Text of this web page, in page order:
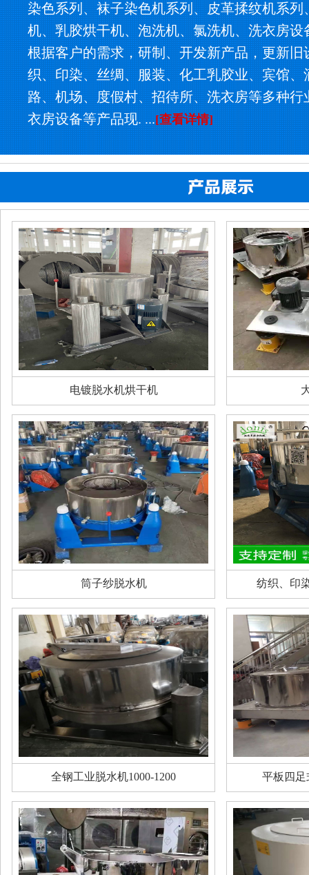
染色系列、袜子染色机系列、皮革揉纹机系列
机、乳胶烘干机、泡洗机、氯洗机、洗衣房设
根据客户的需求，研制、开发新产品，更新旧
织、印染、丝绸、服装、化工乳胶业、宾馆、
路、机场、度假村、招待所、洗衣房等多种行
衣房设备等产品现. ...[查看详情]
电镀脱水机烘干机
筒子纱脱水机 纺织、印
全钢工业脱水机1000-1200 平板四足